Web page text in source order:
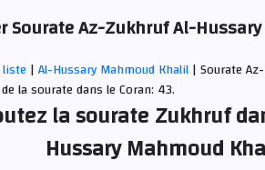
Sourate Az-Zukhruf Al-
|Al-Hussary Mahmoud Khalil| Sourate
la sourate dans le Coran: 43.
la sourate Zukhruf
Hussary Mahmoud